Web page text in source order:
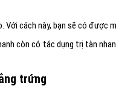
Với cách này, bạn sẽ có được
còn có tác dụng trị tàn
trứng